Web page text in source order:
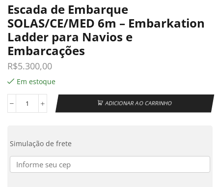
Escada de Embarque
SOLAS/CE/MED 6m – Embarkation
Ladder para Navios e
Embarcações
R$5.300,00
Em estoque
ADICIONAR AO CARRINHO
Simulação de frete